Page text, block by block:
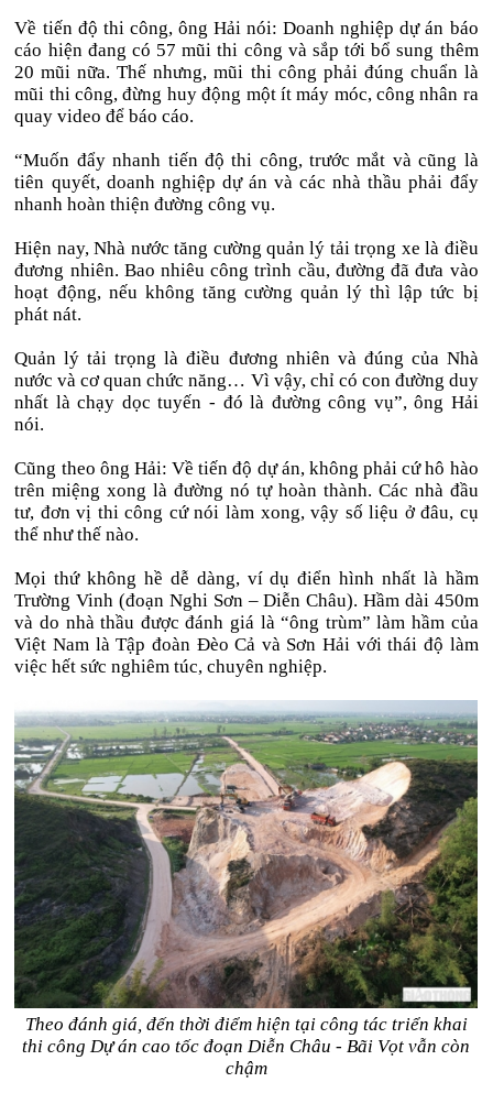
Về tiến độ thi công, ông Hải nói: Doanh nghiệp dự án báo
cáo hiện đang có 57 mũi thi công và sắp tới bổ sung thêm
20 mũi nữa. Thế nhưng, mũi thi công phải đúng chuẩn là
mũi thi công, đừng huy động một ít máy móc, công nhân ra
quay video để báo cáo.
“Muốn đẩy nhanh tiến độ thi công, trước mắt và cũng là
tiên quyết, doanh nghiệp dự án và các nhà thầu phải đẩy
nhanh hoàn thiện đường công vụ.
Hiện nay, Nhà nước tăng cường quản lý tải trọng xe là điều
đương nhiên. Bao nhiêu công trình cầu, đường đã đưa vào
hoạt động, nếu không tăng cường quản lý thì lập tức bị
phát nát.
Quản lý tải trọng là điều đương nhiên và đúng của Nhà
nước và cơ quan chức năng… Vì vậy, chỉ có con đường duy
nhất là chạy dọc tuyến - đó là đường công vụ”, ông Hải
nói.
Cũng theo ông Hải: Về tiến độ dự án, không phải cứ hô hào
trên miệng xong là đường nó tự hoàn thành. Các nhà đầu
tư, đơn vị thi công cứ nói làm xong, vậy số liệu ở đâu, cụ
thể như thế nào.
Mọi thứ không hề dễ dàng, ví dụ điển hình nhất là hầm
Trường Vinh (đoạn Nghi Sơn – Diễn Châu). Hầm dài 450m
và do nhà thầu được đánh giá là “ông trùm” làm hầm của
Việt Nam là Tập đoàn Đèo Cả và Sơn Hải với thái độ làm
việc hết sức nghiêm túc, chuyên nghiệp.
Theo đánh giá, đến thời điểm hiện tại công tác triển khai
thi công Dự án cao tốc đoạn Diễn Châu - Bãi Vọt vẫn còn
chậm